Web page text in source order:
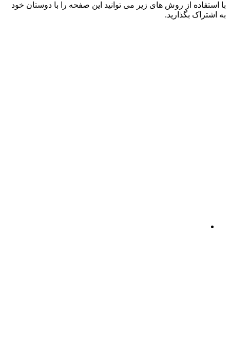
با استفاده از روش های زیر می توانید این صفحه را با دوستان خود
به اشتراک بگذارید.